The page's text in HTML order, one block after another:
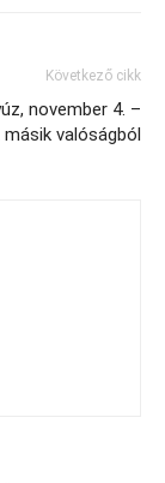
Következő cikk
november 4. –
valóságból